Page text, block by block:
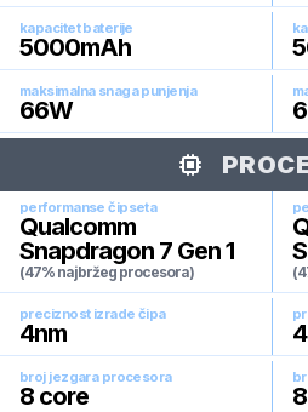
kapacitet baterije
5000mAh
maksimalna snaga punjenja
66W
performanse čipseta
Qualcomm
Snapdragon 7 Gen 1
(47% najbržeg procesora)
preciznost izrade čipa
4nm 4
broj jezgara procesora
8 core 8